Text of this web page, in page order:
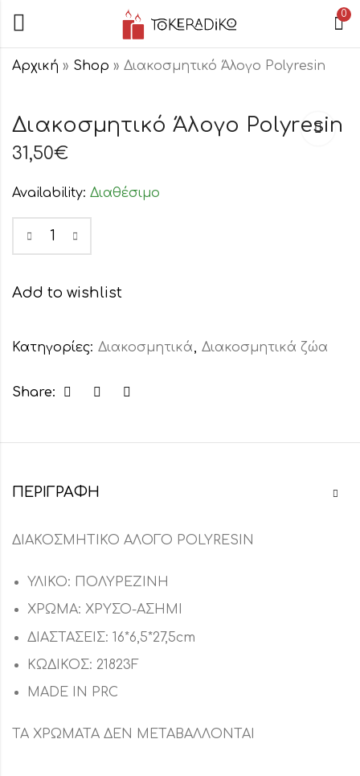
0
Αρχική » Shop » Διακοσμητικό Άλογο Polyresin
Διακοσμητική
Χελώνα
Διακοσμητικό
Άλογο
Διακοσμητικό Άλογο Polyresin
31,50€
Availability: Διαθέσιμο
Add to wishlist
Κατηγορίες: Διακοσμητικά, Διακοσμητικά ζώα
Share:
ΠΕΡΙΓΡΑΦΉ
ΔΙΑΚΟΣΜΗΤΙΚΟ ΑΛΟΓΟ POLYRESIN
ΥΛΙΚΟ: ΠΟΛΥΡΕΖΙΝΗ
ΧΡΩΜΑ: ΧΡΥΣΟ-ΑΣΗΜΙ
ΔΙΑΣΤΑΣΕΙΣ: 16*6,5*27,5cm
ΚΩΔΙΚΟΣ: 21823F
MADE IN PRC
ΤΑ ΧΡΩΜΑΤΑ ΔΕΝ ΜΕΤΑΒΑΛΛΟΝΤΑΙ